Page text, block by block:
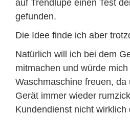
auf Trendlupe einen Test
gefunden.
Die Idee finde ich aber
Natürlich will ich bei dem
mitmachen und würde
Waschmaschine freuen, da
Gerät immer wieder
Kundendienst nicht wirklich